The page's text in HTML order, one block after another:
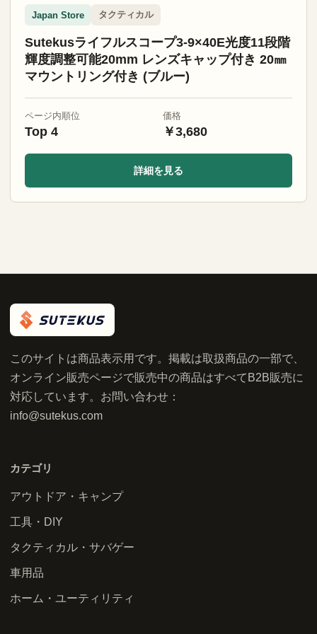
Japan Store タクティカル
Sutekusライフルスコープ3-9×40E光度11段階
輝度調整可能20mm レンズキャップ付き 20㎜
マウントリング付き (ブルー)
ページ内順位
Top 4
価格
￥3,680
詳細を見る
このサイトは商品表示用です。掲載は取扱商品の一部で、
オンライン販売ページで販売中の商品はすべてB2B販売に
対応しています。お問い合わせ：
info@sutekus.com
カテゴリ
アウトドア・キャンプ
工具・DIY
タクティカル・サバゲー
車用品
ホーム・ユーティリティ